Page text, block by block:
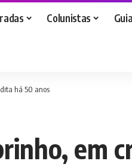
Colunistas
há 50 anos
em